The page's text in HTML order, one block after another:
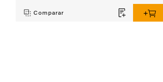
Comparar